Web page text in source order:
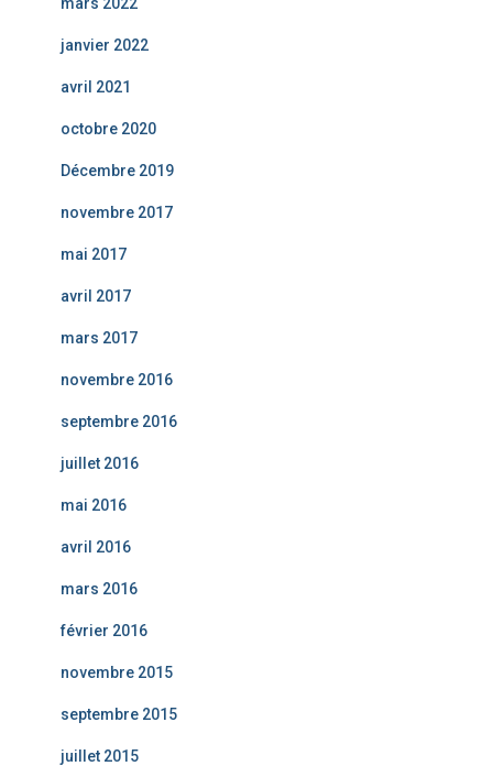
janvier 2022
avril 2021
octobre 2020
Décembre 2019
novembre 2017
mai 2017
avril 2017
mars 2017
novembre 2016
septembre 2016
juillet 2016
mai 2016
avril 2016
mars 2016
février 2016
novembre 2015
septembre 2015
juillet 2015